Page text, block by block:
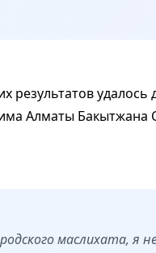
результатов
Алматы Бакытжана
маслихата, я